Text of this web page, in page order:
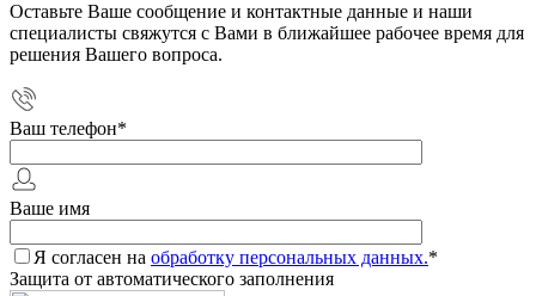
Оставьте Ваше сообщение и контактные данные и наши
специалисты свяжутся с Вами в ближайшее рабочее время для
решения Вашего вопроса.
Ваш телефон*
Ваше имя
Я согласен на обработку персональных данных.*
Защита от автоматического заполнения